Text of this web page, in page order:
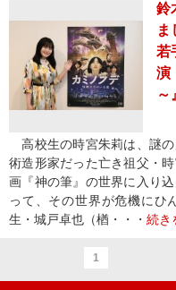
鈴
ま
若
演
～
高校生の時宮朱莉は、謎
術造形家だった亡き祖父・
画『神の筆』の世界に入り
って、その世界が危機にひ
生・城戸卓也（楢・・・ 続き
1